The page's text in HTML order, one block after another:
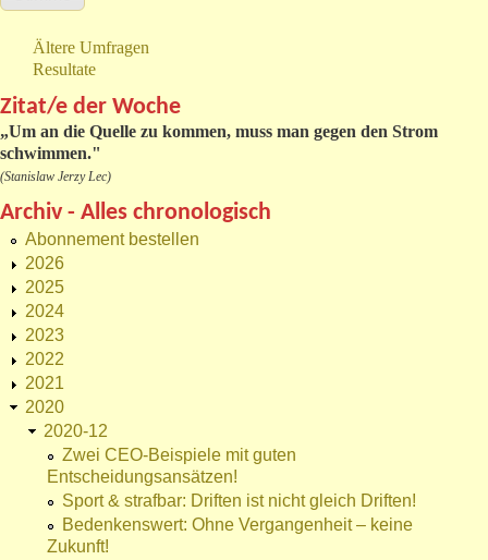
Ältere Umfragen
Resultate
Zitat/e der Woche
„Um an die Quelle zu kommen, muss man gegen den Strom
schwimmen."
(Stanislaw Jerzy Lec)
Archiv - Alles chronologisch
Abonnement bestellen
2026
2025
2024
2023
2022
2021
2020
2020-12
Zwei CEO-Beispiele mit guten
Entscheidungsansätzen!
Sport & strafbar: Driften ist nicht gleich Driften!
Bedenkenswert: Ohne Vergangenheit – keine
Zukunft!